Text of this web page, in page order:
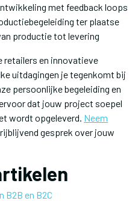
met feedback loops
ter plaatse
productie tot levering
retailers en innovatieve
uitdagingen je tegenkomt bij
persoonlijke begeleiding en
dat jouw project soepel
wordt opgeleverd. Neem
gesprek over jouw
B2B en B2C